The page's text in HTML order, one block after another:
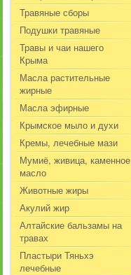
Травяные сборы
Подушки травяные
Травы и чаи нашего
Крыма
Масла растительные
жирные
Масла эфирные
Крымское мыло и духи
Кремы, лечебные мази
Мумиё, живица, каменное
масло
Животные жиры
Акулий жир
Алтайские бальзамы на
травах
Пластыри Тяньхэ
лечебные